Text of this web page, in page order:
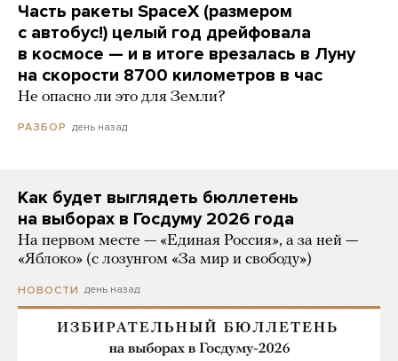
Часть ракеты SpaceX (размером
с автобус!) целый год дрейфовала
в космосе — и в итоге врезалась в Луну
на скорости 8700 километров в час
Не опасно ли это для Земли?
РАЗБОР день назад
Как будет выглядеть бюллетень
на выборах в Госдуму 2026 года
На первом месте — «Единая Россия», а за ней —
«Яблоко» (с лозунгом «За мир и свободу»)
НОВОСТИ день назад